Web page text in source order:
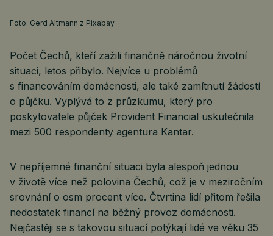
Foto: Gerd Altmann z Pixabay
Počet Čechů, kteří zažili finančně náročnou životní
situaci, letos přibylo. Nejvíce u problémů
s financováním domácnosti, ale také zamítnutí žádostí
o půjčku. Vyplývá to z průzkumu, který pro
poskytovatele půjček Provident Financial uskutečnila
mezi 500 respondenty agentura Kantar.
V nepříjemné finanční situaci byla alespoň jednou
v životě více než polovina Čechů, což je v meziročním
srovnání o osm procent více. Čtvrtina lidí přitom řešila
nedostatek financí na běžný provoz domácnosti.
Nejčastěji se s takovou situací potýkají lidé ve věku 35